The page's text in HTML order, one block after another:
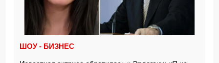
ШОУ - БИЗНЕС